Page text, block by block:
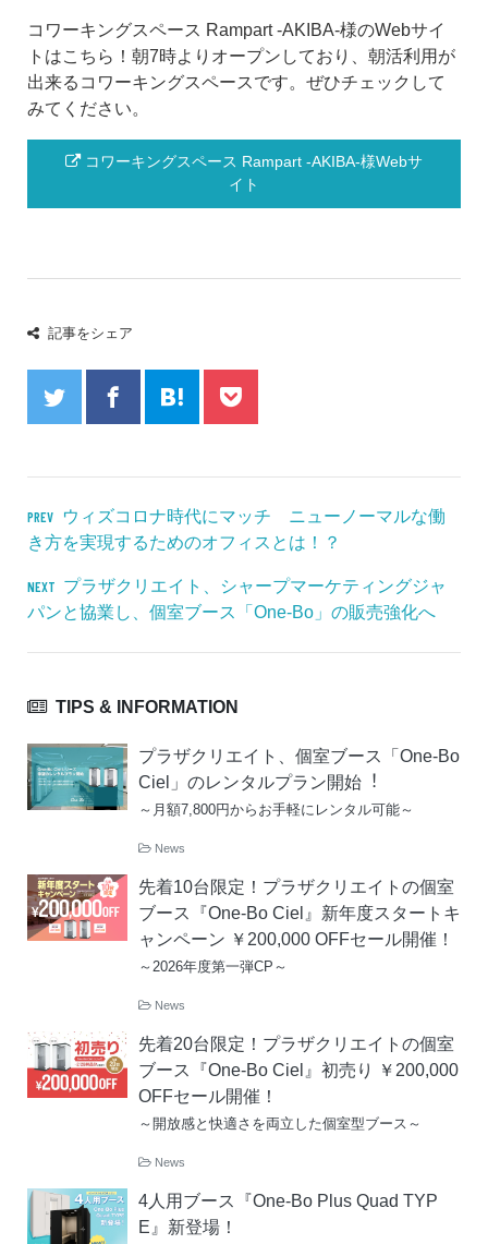
コワーキングスペース Rampart -AKIBA-様のWebサイ
トはこちら！朝7時よりオープンしており、朝活利用が
出来るコワーキングスペースです。ぜひチェックして
みてください。
コワーキングスペース Rampart -AKIBA-様Webサ
イト
記事をシェア
PREV
ウィズコロナ時代にマッチ ニューノーマルな働
き方を実現するためのオフィスとは！？
NEXT プラザクリエイト、シャープマーケティングジャ
パンと協業し、個室ブース「One-Bo」の販売強化へ
TIPS & INFORMATION
プラザクリエイト、個室ブース「One-Bo
Ciel」のレンタルプラン開始︕
～月額7,800円からお手軽にレンタル可能～
News
先着10台限定！プラザクリエイトの個室
ブース『One-Bo Ciel』新年度スタートキ
ャンペーン ￥200,000 OFFセール開催！
～2026年度第一弾CP～
News
先着20台限定！プラザクリエイトの個室
ブース『One-Bo Ciel』初売り ￥200,000
OFFセール開催！
～開放感と快適さを両立した個室型ブース～
News
4人用ブース『One-Bo Plus Quad TYP
E』新登場！